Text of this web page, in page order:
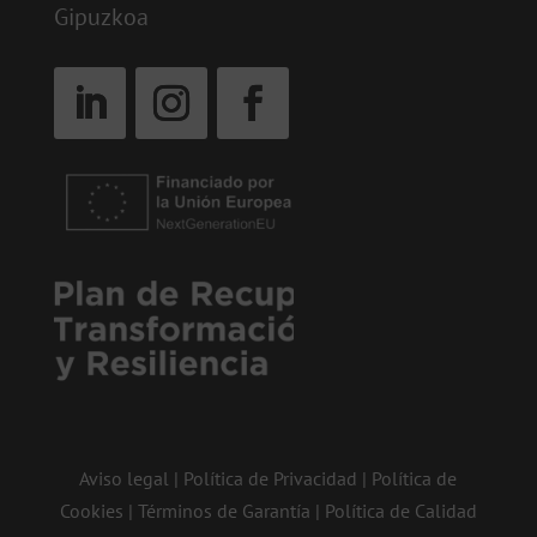
Gipuzkoa
Aviso legal | Política de Privacidad | Política de
Cookies | Términos de Garantía | Política de Calidad